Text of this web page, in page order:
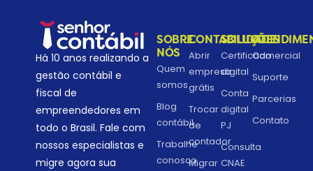
Há 10 anos realizando a
gestão contábil e
fiscal de
empreendedores em
todo o Brasil. Fale com
nossos especialistas e
migre agora sua
SOBRE
NÓS
Quem
somos
Blog
contábil
Trabalhe
conosco
CONTABILIDADE
Abrir
empresa
grátis
Trocar
de
contador
Migrar
SOLUÇÕES
Certificado
digital
Conta
digital
PJ
Consulta
CNAE
Comercial
Suporte
Parcerias
Contato